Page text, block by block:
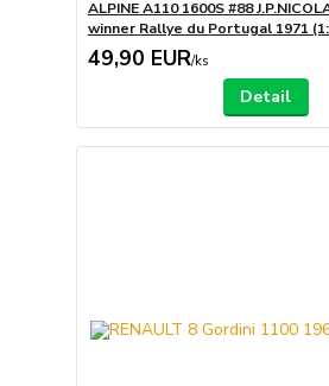
ALPINE A110 1600S #88
winner Rallye du Portugal 1971
49,90 EUR/ks
Detail